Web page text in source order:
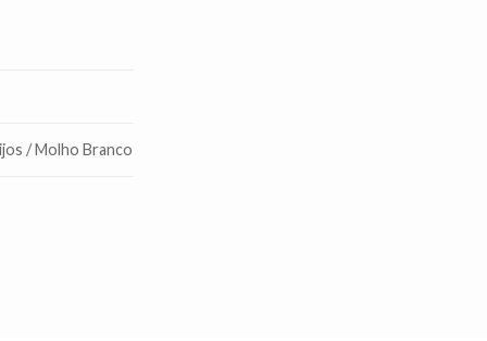
/ Molho Branco